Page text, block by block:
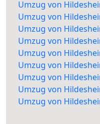
Umzug von
Umzug von
Umzug von
Umzug von
Umzug von
Umzug von
Umzug von
Umzug von
Umzug von